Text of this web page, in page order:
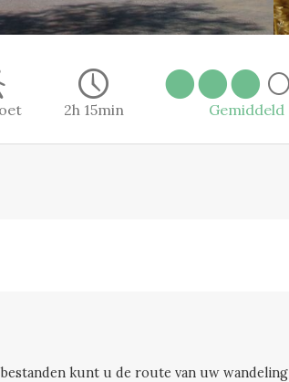
2h 15min Gemiddeld
kunt u de route van uw wandeling